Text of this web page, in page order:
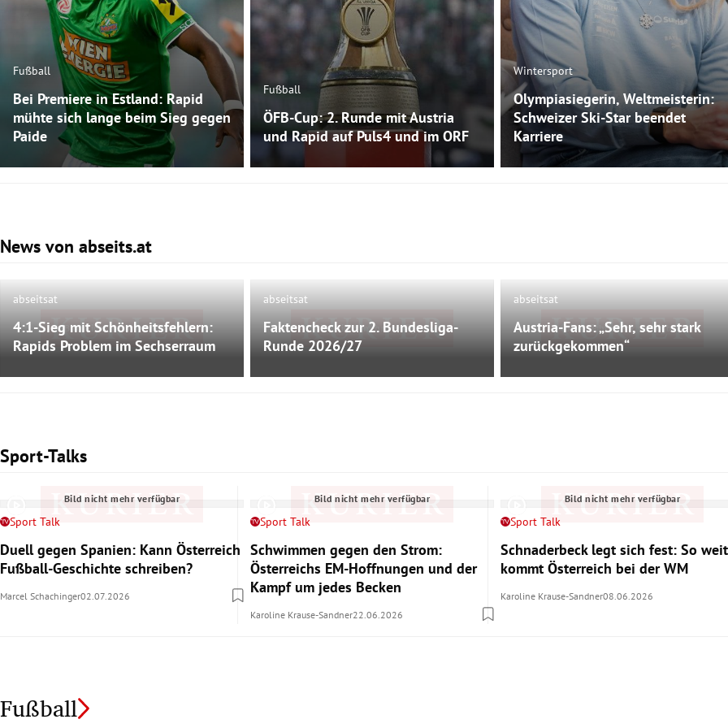
Fußball
Bei Premiere in Estland: Rapid
mühte sich lange beim Sieg gegen
Paide
Fußball
ÖFB-Cup: 2. Runde mit Austria
und Rapid auf Puls4 und im ORF
Wintersport
Olympiasiegerin, Weltmeisterin:
Schweizer Ski-Star beendet
Karriere
News von abseits.at
Slide 1 von 3
Bild nicht mehr verfügbar
abseitsat
4:1-Sieg mit Schönheitsfehlern:
Rapids Problem im Sechserraum
Bild nicht mehr verfügbar
abseitsat
Faktencheck zur 2. Bundesliga-
Runde 2026/27
Bild nicht mehr verfügbar
abseitsat
Austria-Fans: „Sehr, sehr stark
zurückgekommen“
Sport-Talks
Slide 1 von 2
Bild nicht mehr verfügbar
Sport Talk
Duell gegen Spanien: Kann Österreich
Fußball-Geschichte schreiben?
Marcel Schachinger02.07.2026
Bild nicht mehr verfügbar
Sport Talk
Schwimmen gegen den Strom:
Österreichs EM-Hoffnungen und der
Kampf um jedes Becken
Karoline Krause-Sandner22.06.2026
Bild nicht mehr verfügbar
Sport Talk
Schnaderbeck legt sich fest: So weit
kommt Österreich bei der WM
Karoline Krause-Sandner08.06.2026
Fußball